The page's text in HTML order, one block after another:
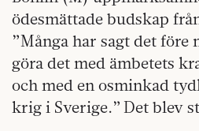
ödesmättade budskap
”Många har sagt det före
göra det med ämbetets
och med en osminkad
krig i Sverige.” Det blev